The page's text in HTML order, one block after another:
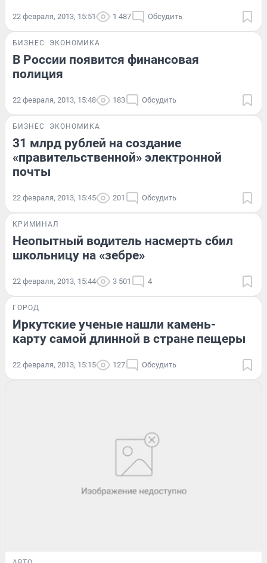
22 февраля, 2013, 15:51 1 487 Обсудить
БИЗНЕС ЭКОНОМИКА
В России появится финансовая
полиция
22 февраля, 2013, 15:48 183 Обсудить
БИЗНЕС ЭКОНОМИКА
31 млрд рублей на создание
«правительственной» электронной
почты
22 февраля, 2013, 15:45 201 Обсудить
КРИМИНАЛ
Неопытный водитель насмерть сбил
школьницу на «зебре»
22 февраля, 2013, 15:44 3 501 4
ГОРОД
Иркутские ученые нашли камень-
карту самой длинной в стране пещеры
22 февраля, 2013, 15:15 127 Обсудить